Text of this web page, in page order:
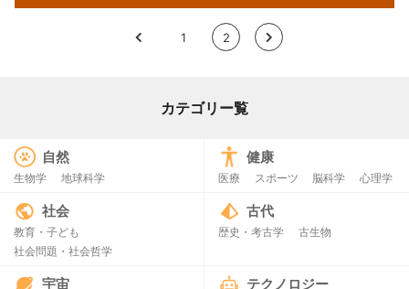
< 1 2 >
カテゴリー覧
自然
生物学 地球科学
健康
医療 スポーツ 脳科学 心理学
社会
教育・子ども
社会問題・社会哲学
古代
歴史・考古学 古生物
宇宙 テクノロジー